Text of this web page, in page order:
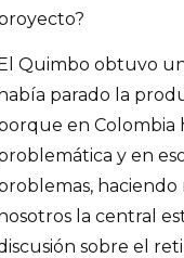
Quimbo obtuvo
había parado la
en Colombia
y en
haciendo
la central
sobre el